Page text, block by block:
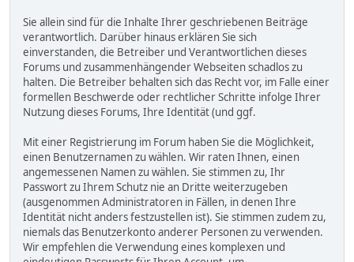
Sie allein sind für die Inhalte Ihrer geschriebenen Beiträge
verantwortlich. Darüber hinaus erklären Sie sich
einverstanden, die Betreiber und Verantwortlichen dieses
Forums und zusammenhängender Webseiten schadlos zu
halten. Die Betreiber behalten sich das Recht vor, im Falle einer
formellen Beschwerde oder rechtlicher Schritte infolge Ihrer
Nutzung dieses Forums, Ihre Identität (und ggf.
Mit einer Registrierung im Forum haben Sie die Möglichkeit,
einen Benutzernamen zu wählen. Wir raten Ihnen, einen
angemessenen Namen zu wählen. Sie stimmen zu, Ihr
Passwort zu Ihrem Schutz nie an Dritte weiterzugeben
(ausgenommen Administratoren in Fällen, in denen Ihre
Identität nicht anders festzustellen ist). Sie stimmen zudem zu,
niemals das Benutzerkonto anderer Personen zu verwenden.
Wir empfehlen die Verwendung eines komplexen und